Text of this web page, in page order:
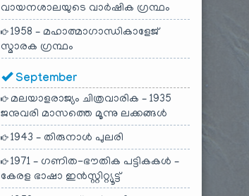
വായനശാലയുടെ വാർഷിക ഗ്രന്ഥം
1958 – മഹാത്മാഗാന്ധികാളേജ്
സ്മാരക ഗ്രന്ഥം
September
മലയാളരാജ്യം ചിത്രവാരിക – 1935
ജനുവരി മാസത്തെ മൂന്നു ലക്കങ്ങൾ
1943 – തിരുനാൾ പുലരി
1971 – ഗണിത-ഭൗതിക പട്ടികകൾ –
കേരള ഭാഷാ ഇൻസ്റ്റിറ്റ്യൂട്ട്